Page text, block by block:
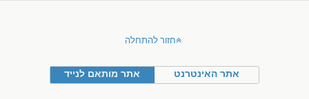
חזור להתחלה
אתר מותאם לנייד אתר האינטרנט